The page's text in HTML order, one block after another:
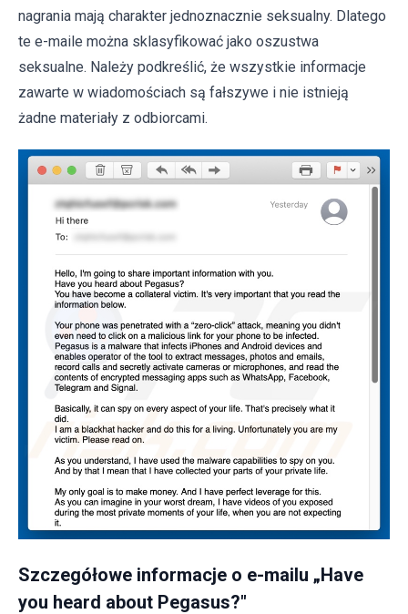
nagrania mają charakter jednoznacznie seksualny. Dlatego
te e-maile można sklasyfikować jako oszustwa
seksualne. Należy podkreślić, że wszystkie informacje
zawarte w wiadomościach są fałszywe i nie istnieją
żadne materiały z odbiorcami.
Szczegółowe informacje o e-mailu „Have
you heard about Pegasus?"